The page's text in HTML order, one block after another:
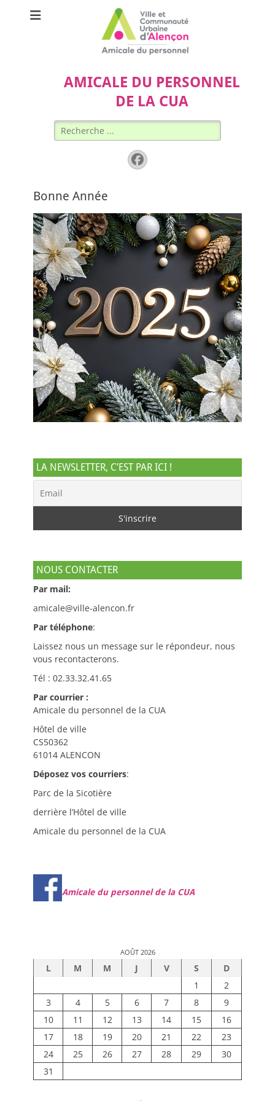
AMICALE DU PERSONNEL
DE LA CUA
Rechercher :
Facebook
Bonne Année
LA NEWSLETTER, C’EST PAR ICI !
NOUS CONTACTER
Par mail:
amicale@ville-alencon.fr
Par téléphone:
Laissez nous un message sur le répondeur, nous
vous recontacterons.
Tél : 02.33.32.41.65
Par courrier :
Amicale du personnel de la CUA
Hôtel de ville
CS50362
61014 ALENCON
Déposez vos courriers:
Parc de la Sicotière
derrière l’Hôtel de ville
Amicale du personnel de la CUA
Amicale du personnel de la CUA
AOÛT 2026
L M M J V S
D
1
2
3
4 5 6 7 8
9
10
11 12 13 14 15
16
17
18 19 20 21 22
23
24
25 26 27 28 29
30
31